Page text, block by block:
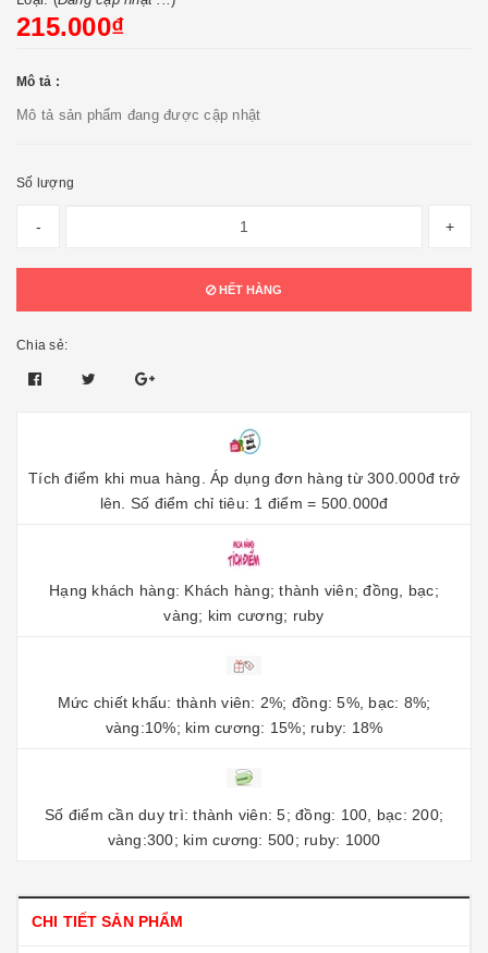
215.000₫
Mô tả :
Mô tả sản phẩm đang được cập nhật
Số lượng
- +
HẾT HÀNG
Chia sẻ:
Tích điểm khi mua hàng. Áp dụng đơn hàng từ 300.000đ trở
lên. Số điểm chỉ tiêu: 1 điểm = 500.000đ
Hạng khách hàng: Khách hàng; thành viên; đồng, bạc;
vàng; kim cương; ruby
Mức chiết khấu: thành viên: 2%; đồng: 5%, bạc: 8%;
vàng:10%; kim cương: 15%; ruby: 18%
Số điểm cần duy trì: thành viên: 5; đồng: 100, bạc: 200;
vàng:300; kim cương: 500; ruby: 1000
CHI TIẾT SẢN PHẨM